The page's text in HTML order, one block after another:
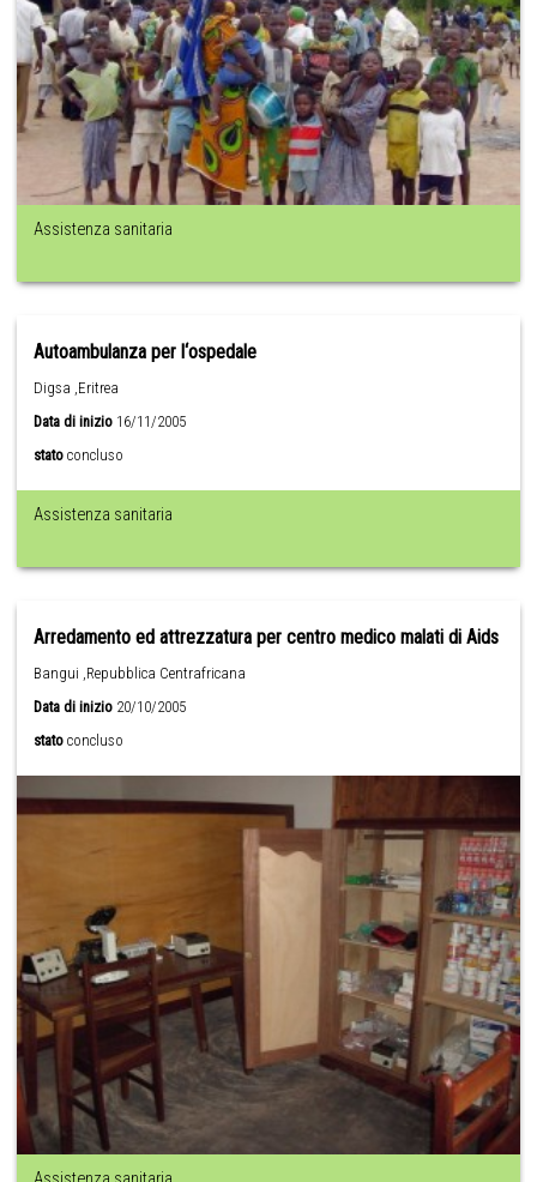
Assistenza sanitaria
Autoambulanza per l‘ospedale
Digsa ,Eritrea
Data di inizio 16/11/2005
stato concluso
Assistenza sanitaria
Arredamento ed attrezzatura per centro medico malati di Aids
Bangui ,Repubblica Centrafricana
Data di inizio 20/10/2005
stato concluso